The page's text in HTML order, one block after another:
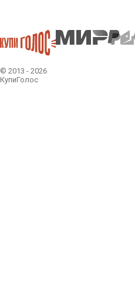
© 2013 - 2026
КупиГолос